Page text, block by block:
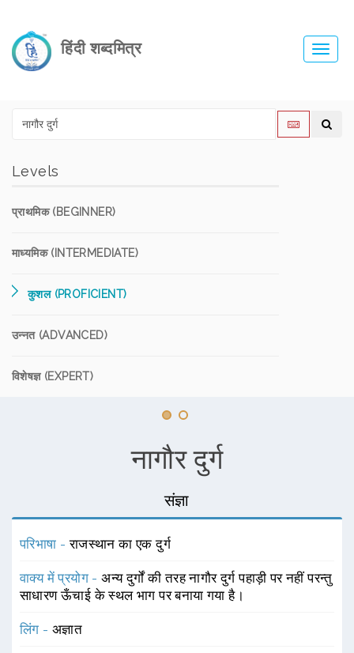
हिंदी शब्दमित्र
Levels
प्राथमिक (BEGINNER)
माध्यमिक (INTERMEDIATE)
कुशल (PROFICIENT)
उन्नत (ADVANCED)
विशेषज्ञ (EXPERT)
नागौर दुर्ग
संज्ञा
परिभाषा -राजस्थान का एक दुर्ग
वाक्य में प्रयोग -अन्य दुर्गों की तरह नागौर दुर्ग पहाड़ी पर नहीं परन्तु
साधारण ऊँचाई के स्थल भाग पर बनाया गया है।
लिंग - अज्ञात